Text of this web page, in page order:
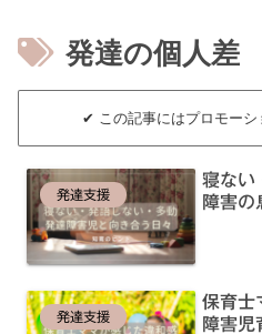
発達の個人差
✔︎ この記事にはプロモーシ
発達支援
寝な
障害の
発達支援
保育
障害児